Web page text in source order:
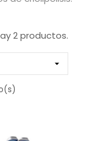
2 productos.
